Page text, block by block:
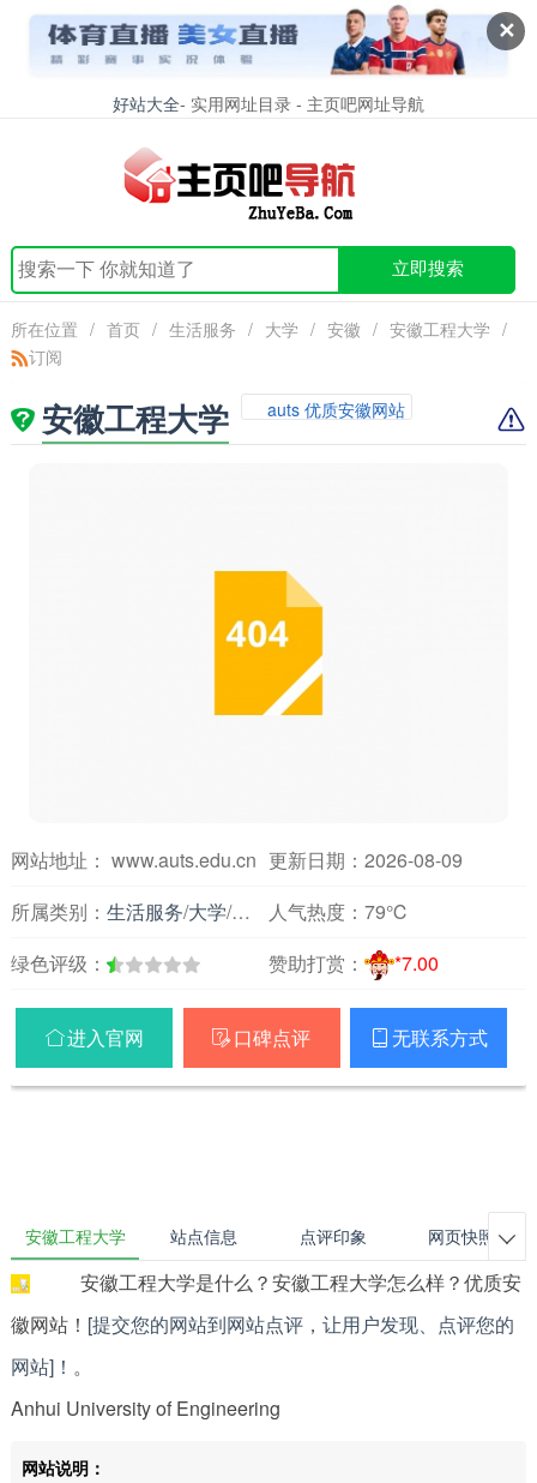
✕
好站大全- 实用网址目录 - 主页吧网址导航
立即搜索
所在位置 / 首页 / 生活服务 / 大学 / 安徽 / 安徽工程大学 /
订阅
安徽工程大学 auts 优质安徽网站
网站地址： www.auts.edu.cn 更新日期：2026-08-09
所属类别： 生活服务/大学/安徽 人气热度： 79℃
绿色评级：
赞助打赏： *7.00
进入官网  口碑点评  无联系方式
安徽工程大学 站点信息 点评印象 网页快照 
安徽工程大学是什么？安徽工程大学怎么样？优质安
徽网站！ [提交您的网站到网站点评，让用户发现、点评您的
网站]！ 。
Anhui University of Engineering
网站说明：